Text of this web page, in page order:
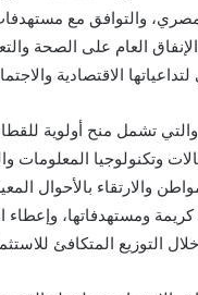
والتوافق مع
عن زيادة الإنفاق العام على
الاقتصادية
تشمل منح أولوية
وتكنولوجيا المعلومات
والارتقاء بالأحوال
كريمة ومستهدفاتها،
التوزيع المتكافئ